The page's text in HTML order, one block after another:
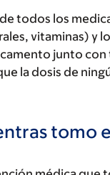
todos los
vitaminas) y
junto
la dosis de
tomo